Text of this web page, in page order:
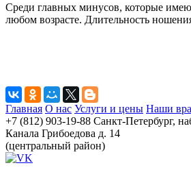
Среди главных минусов, которые
любом возрасте. Длительность
Главная О нас Услуги и цены Наши
+7 (812) 903-19-88 Санкт-Петербург,
Канала Грибоедова д. 14
(центральный район)